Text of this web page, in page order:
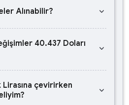
Alınabilir? keyboard_arrow_down
40.437 Doları
keyboard_arrow_down
Lirasına çevirirken
keyboard_arrow_down